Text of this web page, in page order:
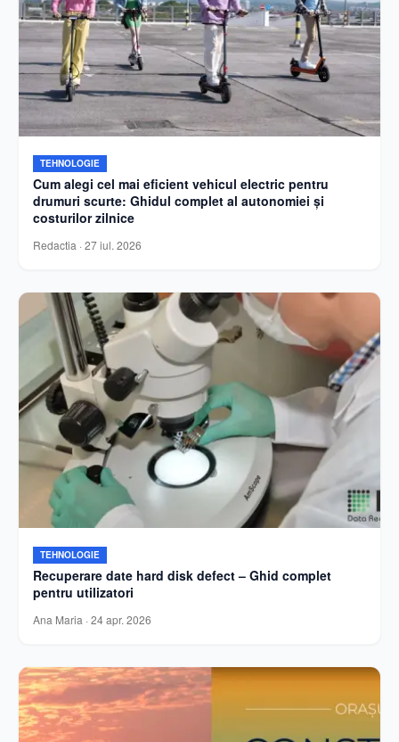
TEHNOLOGIE
Cum alegi cel mai eficient vehicul electric pentru
drumuri scurte: Ghidul complet al autonomiei și
costurilor zilnice
Redactia · 27 iul. 2026
TEHNOLOGIE
Recuperare date hard disk defect – Ghid complet
pentru utilizatori
Ana Maria · 24 apr. 2026